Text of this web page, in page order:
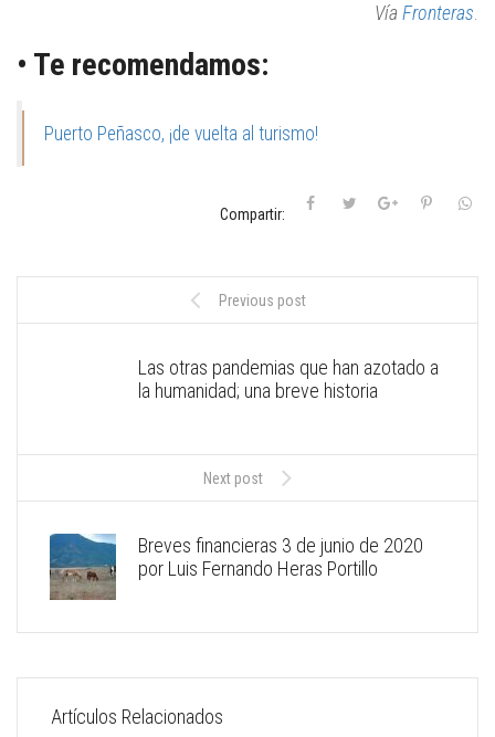
Vía Fronteras
• Te recomendamos:
Puerto Peñasco, ¡de vuelta al turismo!
Compartir:
Previous post
Las otras pandemias que han azotado a
la humanidad; una breve historia
Next post
Breves financieras 3 de junio de 2020
por Luis Fernando Heras Portillo
Artículos Relacionados